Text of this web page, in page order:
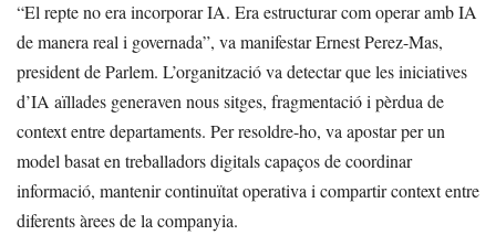
“El repte no era incorporar IA. Era estructurar com operar amb IA
de manera real i governada”, va manifestar Ernest Perez-Mas,
president de Parlem. L’organització va detectar que les iniciatives
d’IA aïllades generaven nous sitges, fragmentació i pèrdua de
context entre departaments. Per resoldre-ho, va apostar per un
model basat en treballadors digitals capaços de coordinar
informació, mantenir continuïtat operativa i compartir context entre
diferents àrees de la companyia.